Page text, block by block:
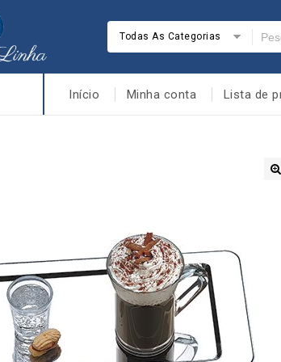
Todas As Categorias
Início Minha conta Lista de